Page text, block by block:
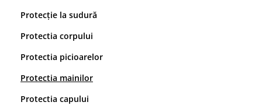
Protecție la sudură
Protectia corpului
Protectia picioarelor
Protectia mainilor
Protectia capului